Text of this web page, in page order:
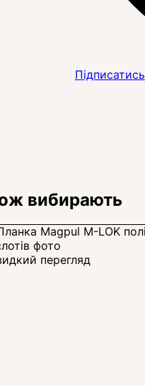
Підписатись
вибирають
перегляд